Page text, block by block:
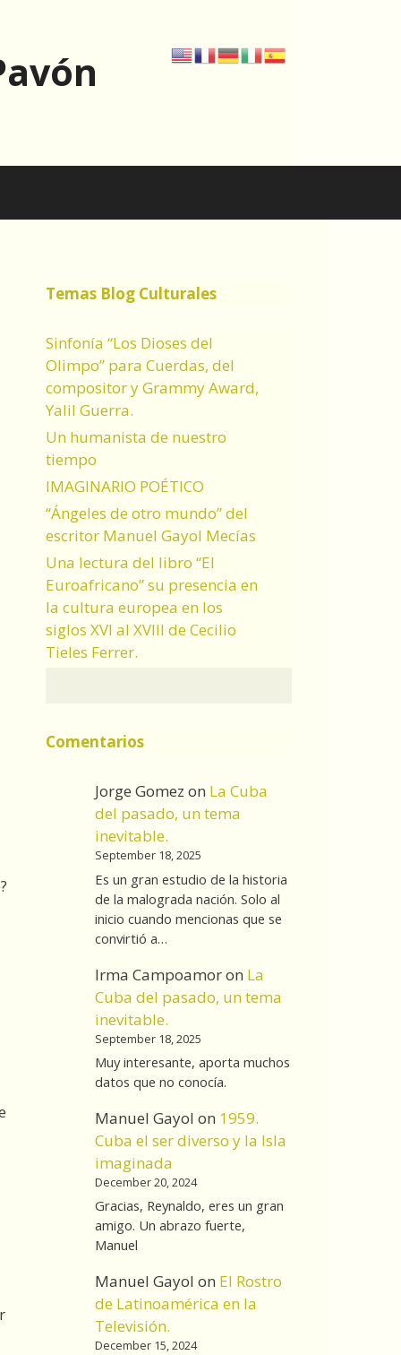
Temas Blog Culturales
Sinfonía “Los Dioses del
Olimpo” para Cuerdas, del
compositor y Grammy Award,
Yalil Guerra.
Un humanista de nuestro
tiempo
IMAGINARIO POÉTICO
“Ángeles de otro mundo” del
escritor Manuel Gayol Mecías
Una lectura del libro “El
Euroafricano” su presencia en
la cultura europea en los
siglos XVI al XVIII de Cecilio
Tieles Ferrer.
Comentarios
Jorge Gomez on La Cuba
del pasado, un tema
inevitable.
September 18, 2025
Es un gran estudio de la historia
de la malograda nación. Solo al
inicio cuando mencionas que se
convirtió a…
Irma Campoamoron La
Cuba del pasado, un tema
inevitable.
September 18, 2025
Muy interesante, aporta muchos
datos que no conocía.
Manuel Gayol on 1959.
Cuba el ser diverso y la Isla
imaginada
December 20, 2024
Gracias, Reynaldo, eres un gran
amigo. Un abrazo fuerte,
Manuel
Manuel Gayol on El Rostro
de Latinoamérica en la
Televisión.
December 15, 2024